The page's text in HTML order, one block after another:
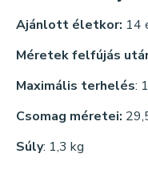
Ajánlott életkor: 14
Méretek felfújás
Maximális terhelés:
Csomag méretei:
Súly: 1,3 kg